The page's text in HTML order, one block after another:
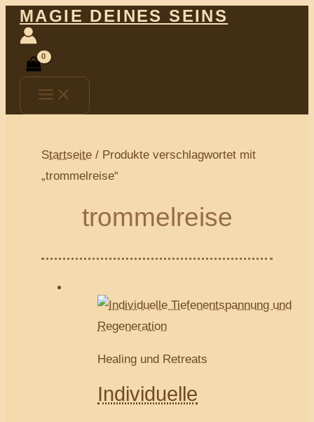
Zum
Inhalt
springen
MAGIE DEINES SEINS
Main
Menu
Startseite / Produkte verschlagwortet mit
„trommelreise“
trommelreise
Healing und Retreats
Individuelle